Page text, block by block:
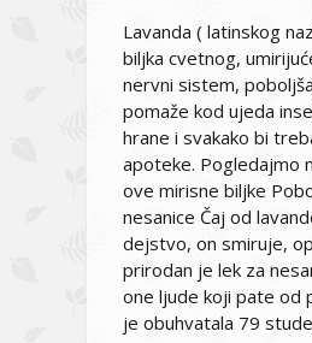
Lavanda ( latinskog
biljka cvetnog,
nervni sistem,
pomaže kod ujeda
hrane i svakako bi
apoteke. Pogledajmo
ove mirisne biljke
nesanice Čaj od
dejstvo, on smiruje,
prirodan je lek za
one ljude koji pate od
je obuhvatala 79